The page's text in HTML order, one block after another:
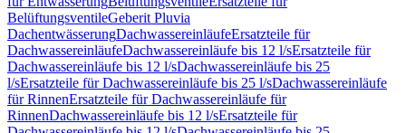
BelüftungsventileGeberit Pluvia
DachentwässerungDachwassereinläufeErsatzteile für
DachwassereinläufeDachwassereinläufe bis 12 l/sErsatzteile für
Dachwassereinläufe bis 12 l/sDachwassereinläufe bis 25
l/sErsatzteile für Dachwassereinläufe bis 25 l/sDachwassereinläufe
für RinnenErsatzteile für Dachwassereinläufe für
RinnenDachwassereinläufe bis 12 l/sErsatzteile für